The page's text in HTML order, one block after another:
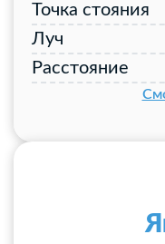
Точка стояния
Луч
Расстояние